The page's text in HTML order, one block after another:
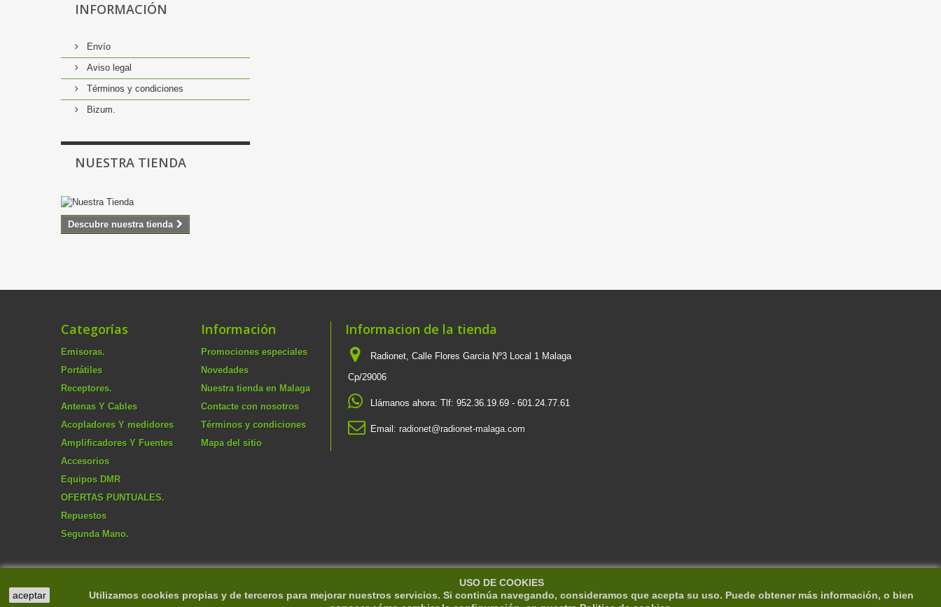
INFORMACIÓN
Envío
Aviso legal
Términos y condiciones
Bizum.
NUESTRA TIENDA
Descubre nuestra tienda
Categorías
Emisoras.
Portátiles
Receptores.
Antenas Y Cables
Acopladores Y medidores
Amplificadores Y Fuentes
Accesorios
Equipos DMR
OFERTAS PUNTUALES.
Repuestos
Segunda Mano.
Información
Promociones especiales
Novedades
Nuestra tienda en Malaga
Contacte con nosotros
Términos y condiciones
Mapa del sitio
Informacion de la tienda
Radionet, Calle Flores Garcia Nº3 Local 1 Malaga
Cp/29006
Llámanos ahora: Tlf: 952.36.19.69 - 601.24.77.61
Email: radionet@radionet-malaga.com
aceptar
USO DE COOKIES
Utilizamos cookies propias y de terceros para mejorar nuestros servicios. Si continúa navegando, consideramos que acepta su uso. Puede obtener más información, o bien